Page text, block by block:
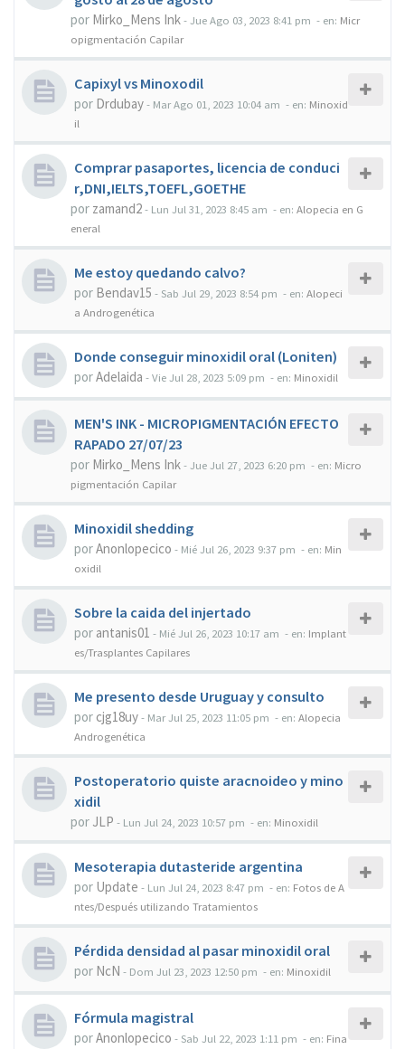
por Mirko_Mens Ink-Jue Ago 03, 2023 8:41 pm - en: Micr
opigmentación Capilar
Capixyl vs Minoxodil
por Drdubay- Mar Ago 01, 2023 10:04 am - en: Minoxid
il
Comprar pasaportes, licencia de conduci
r,DNI,IELTS,TOEFL,GOETHE
por zamand2- Lun Jul 31, 2023 8:45 am - en: Alopecia en G
eneral
Me estoy quedando calvo?
por Bendav15 - Sab Jul 29, 2023 8:54 pm - en: Alopeci
a Androgenética
Donde conseguir minoxidil oral (Loniten)
porAdelaida -Vie Jul 28, 2023 5:09 pm - en: Minoxidil
MEN'S INK - MICROPIGMENTACIÓN EFECTO
RAPADO 27/07/23
por Mirko_Mens Ink-Jue Jul 27, 2023 6:20 pm - en: Micro
pigmentación Capilar
Minoxidil shedding
porAnonlopecico - Mié Jul 26, 2023 9:37 pm - en: Min
oxidil
Sobre la caida del injertado
por antanis01 - Mié Jul 26, 2023 10:17 am - en: Implant
es/Trasplantes Capilares
Me presento desde Uruguay y consulto
por cjg18uy- Mar Jul 25, 2023 11:05 pm - en: Alopecia
Androgenética
Postoperatorio quiste aracnoideo y mino
xidil
por JLP - Lun Jul 24, 2023 10:57 pm - en: Minoxidil
Mesoterapia dutasteride argentina
por Update - Lun Jul 24, 2023 8:47 pm - en: Fotos de A
ntes/Después utilizando Tratamientos
Pérdida densidad al pasar minoxidil oral
por NcN - Dom Jul 23, 2023 12:50 pm - en: Minoxidil
Fórmula magistral
porAnonlopecico - Sab Jul 22, 2023 1:11 pm - en: Fina